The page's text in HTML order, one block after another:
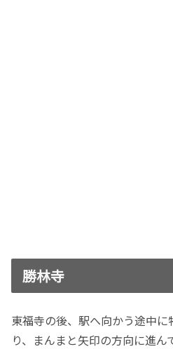
勝林寺
東福寺の後、駅へ向かう途中
り、まんまと矢印の方向に進ん